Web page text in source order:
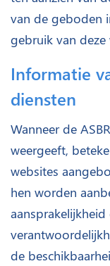
van de geboden
gebruik van
Informatie
diensten
Wanneer de
weergeeft,
websites
hen worden
de